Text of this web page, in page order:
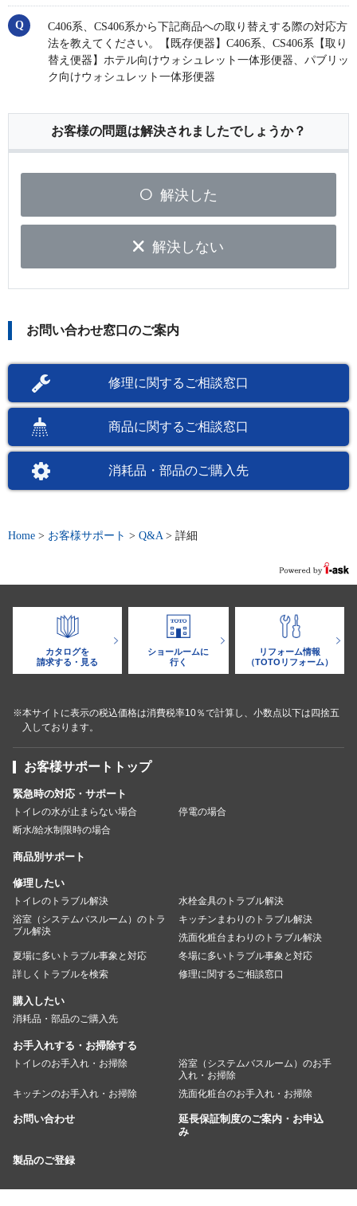
C406系、CS406系から下記商品への取り替えする際の対応方
法を教えてください。【既存便器】C406系、CS406系【取り
替え便器】ホテル向けウォシュレット一体形便器、パブリッ
ク向けウォシュレット一体形便器
お客様の問題は解決されましたでしょうか？
解決した
解決しない
お問い合わせ窓口のご案内
修理に関するご相談窓口
商品に関するご相談窓口
消耗品・部品のご購入先
Home > お客様サポート > Q&A > 詳細
カタログを
請求する・見る
ショールームに
行く
リフォーム情報
（TOTOリフォーム）
※本サイトに表示の税込価格は消費税率10％で計算し、小数点以下は四捨五
入しております。
お客様サポートトップ
緊急時の対応・サポート
トイレの水が止まらない場合
停電の場合
断水/給水制限時の場合
商品別サポート
修理したい
トイレのトラブル解決
水栓金具のトラブル解決
浴室（システムバスルーム）のトラ
ブル解決
キッチンまわりのトラブル解決
洗面化粧台まわりのトラブル解決
夏場に多いトラブル事象と対応
冬場に多いトラブル事象と対応
詳しくトラブルを検索
修理に関するご相談窓口
購入したい
消耗品・部品のご購入先
お手入れする・お掃除する
トイレのお手入れ・お掃除
浴室（システムバスルーム）のお手
入れ・お掃除
キッチンのお手入れ・お掃除
洗面化粧台のお手入れ・お掃除
お問い合わせ
延長保証制度のご案内・お申込
み
製品のご登録